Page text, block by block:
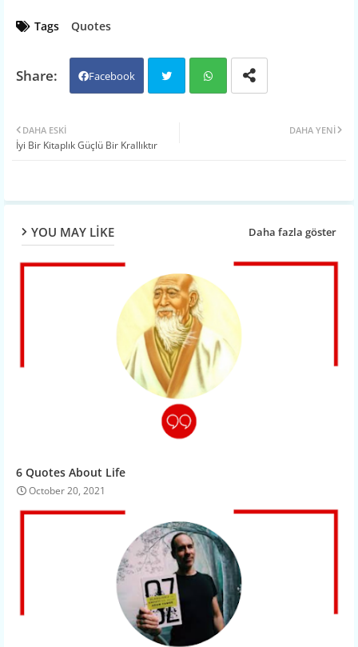
Tags Quotes
Facebook
DAHA YENI
DAHA ESKI
İyi Bir Kitaplık Güçlü Bir Krallıktır
YOU MAY LIKE Daha fazla göster
6 Quotes About Life
October 20, 2021